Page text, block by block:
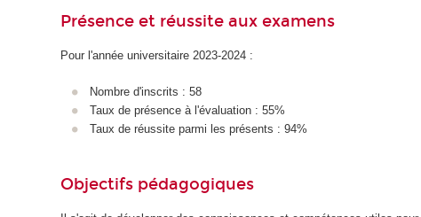
Présence et réussite aux examens
Pour l'année universitaire 2023-2024 :
Nombre d'inscrits : 58
Taux de présence à l'évaluation : 55%
Taux de réussite parmi les présents : 94%
Objectifs pédagogiques